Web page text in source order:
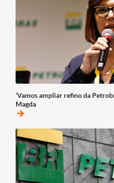
‘Vamos ampliar refino da
Magda
arrow_forward